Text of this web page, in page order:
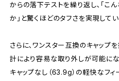
からの落下テストを繰り返し、「こ
か」と驚くほどのタフさを実現してい
さらに、ワンスター互換のキャップ
計により容易な取り外しが可能にな
キャップなし（63.9g）の軽快なフィ